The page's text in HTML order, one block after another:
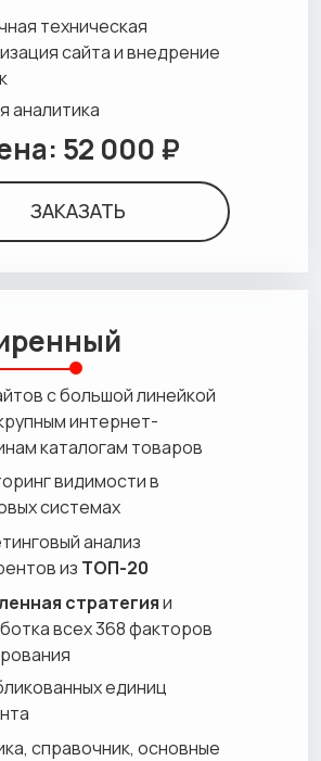
техническая
сайта и внедрение
аналитика
52 000 ₽
ЗАКАЗАТЬ
с большой линейкой
интернет-
каталогам товаров
видимости в
системах
анализ
из ТОП-20
стратегияи
всех 368 факторов
единиц
справочник, основные